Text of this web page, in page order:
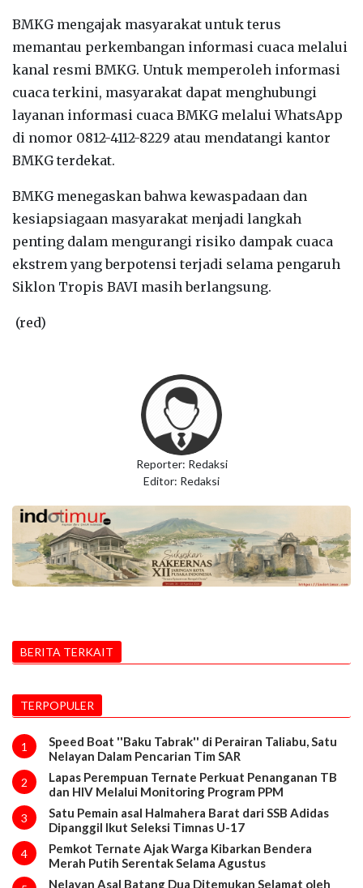
BMKG mengajak masyarakat untuk terus
memantau perkembangan informasi cuaca melalui
kanal resmi BMKG. Untuk memperoleh informasi
cuaca terkini, masyarakat dapat menghubungi
layanan informasi cuaca BMKG melalui WhatsApp
di nomor 0812-4112-8229 atau mendatangi kantor
BMKG terdekat.
BMKG menegaskan bahwa kewaspadaan dan
kesiapsiagaan masyarakat menjadi langkah
penting dalam mengurangi risiko dampak cuaca
ekstrem yang berpotensi terjadi selama pengaruh
Siklon Tropis BAVI masih berlangsung.
(red)
Reporter: Redaksi
Editor: Redaksi
BERITA TERKAIT
TERPOPULER
1
Speed Boat ''Baku Tabrak'' di Perairan Taliabu, Satu
Nelayan Dalam Pencarian Tim SAR
2
Lapas Perempuan Ternate Perkuat Penanganan TB
dan HIV Melalui Monitoring Program PPM
3
Satu Pemain asal Halmahera Barat dari SSB Adidas
Dipanggil Ikut Seleksi Timnas U-17
4
Pemkot Ternate Ajak Warga Kibarkan Bendera
Merah Putih Serentak Selama Agustus
Nelayan Asal Batang Dua Ditemukan Selamat oleh